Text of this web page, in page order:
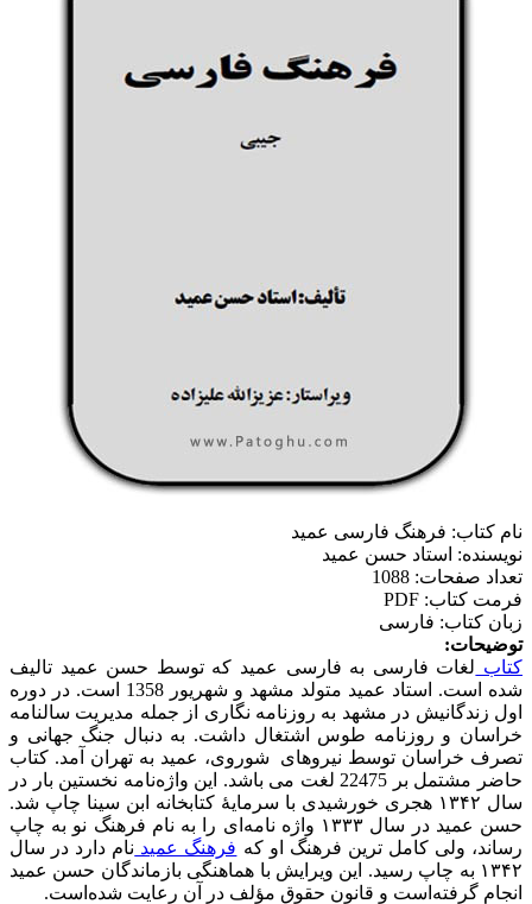
نام کتاب: فرهنگ فارسی عمید
نویسنده: استاد حسن عمید
تعداد صفحات: 1088
فرمت کتاب: PDF
زبان کتاب: فارسی
توضیحات:
کتاب لغات فارسی به فارسی عمید که توسط حسن عمید تالیف
شده است. استاد عمید متولد مشهد و شهریور 1358 است. در دوره
اول زندگانیش در مشهد به روزنامه نگاری از جمله مدیریت سالنامه
خراسان و روزنامه طوس اشتغال داشت. به دنبال جنگ جهانی و
تصرف خراسان توسط نیروهای شوروی، عمید به تهران آمد. کتاب
حاضر مشتمل بر 22475 لغت می باشد. این واژه‌نامه نخستین بار در
سال ۱۳۴۲ هجری خورشیدی با سرمایهٔ کتابخانه ابن سینا چاپ شد.
حسن عمید در سال ۱۳۳۳ واژه‌ نامه‌ای را به نام فرهنگ نو به چاپ
رساند، ولی کامل‌ ترین فرهنگ او که فرهنگ عمید نام دارد در سال
۱۳۴۲ به چاپ رسید. این ویرایش با هماهنگی بازماندگان حسن عمید
انجام گرفته‌است و قانون حقوق مؤلف در آن رعایت شده‌است.